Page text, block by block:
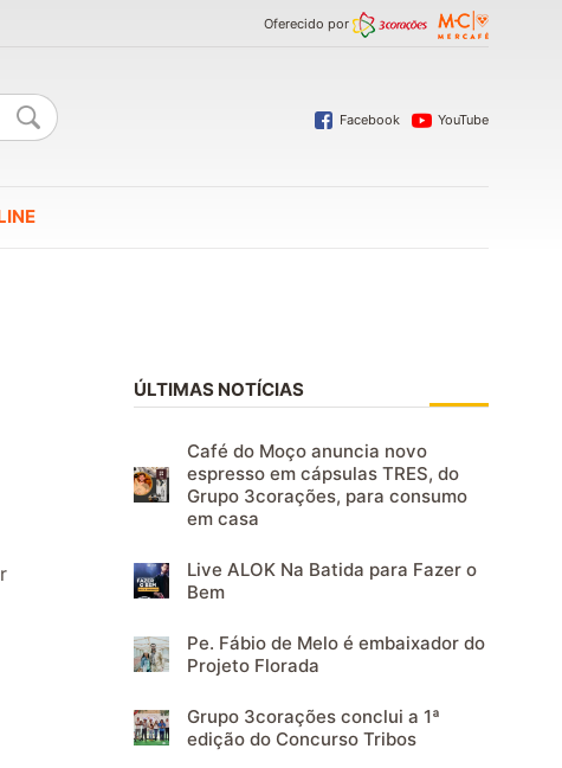
Oferecido por
Facebook YouTube
ÚLTIMAS NOTÍCIAS
Café do Moço anuncia novo
espresso em cápsulas TRES, do
Grupo 3corações, para consumo
em casa
Live ALOK Na Batida para Fazer o
Bem
Pe. Fábio de Melo é embaixador do
Projeto Florada
Grupo 3corações conclui a 1ª
edição do Concurso Tribos